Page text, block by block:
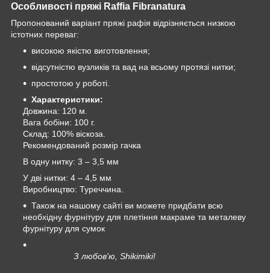
Особливості пряжі Raffia Fibranatura
Пропонований варіант пряжі рафія відрізняється низкою
істотних переваг:
високою якістю виготовлення;
відсутністю вузликів та вад на всьому протязі нитки;
простотою у роботі.
Характеристики:
Довжина: 120 м.
Вага бобіни: 100 г.
Склад: 100% віскоза.
Рекомендований розмір гачка
В одну нитку: 3 – 3,5 мм
У дві нитки: 4 – 4,5 мм
Виробництво: Туреччина.
Також на нашому сайті ви можете придбати всю
необхідну фурнітуру для плетіння макраме та металеву
фурнітуру для сумок
З любов'ю, Shikimiki!